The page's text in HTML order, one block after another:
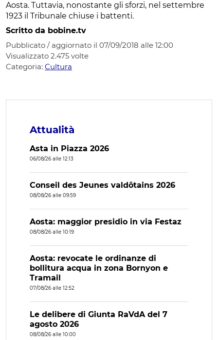
Aosta. Tuttavia, nonostante gli sforzi, nel settembre
1923 il Tribunale chiuse i battenti.
Scritto da bobine.tv
Pubblicato / aggiornato il 07/09/2018 alle 12:00
Visualizzato 2.475 volte
Categoria: Cultura
Attualità
Asta in Piazza 2026
06/08/26 alle 12:13
Conseil des Jeunes valdôtains 2026
08/08/26 alle 09:59
Aosta: maggior presidio in via Festaz
08/08/26 alle 10:19
Aosta: revocate le ordinanze di
bollitura acqua in zona Bornyon e
Tramail
07/08/26 alle 12:52
Le delibere di Giunta RaVdA del 7
agosto 2026
08/08/26 alle 10:00